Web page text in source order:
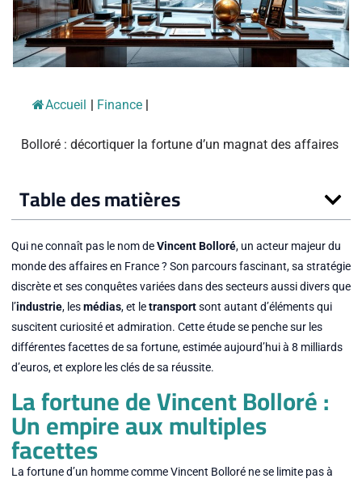
Accueil Finance
Bolloré : décortiquer la fortune d’un magnat des affaires
Table des matières
Qui ne connaît pas le nom deVincent Bolloré, un acteur majeur du
monde des affaires en France ? Son parcours fascinant, sa stratégie
discrète et ses conquêtes variées dans des secteurs aussi divers que
l’industrie, lesmédias, et letransportsont autant d’éléments qui
suscitent curiosité et admiration. Cette étude se penche sur les
différentes facettes de sa fortune, estimée aujourd’hui à 8 milliards
d’euros, et explore les clés de sa réussite.
La fortune de Vincent Bolloré :
Un empire aux multiples
facettes
La fortune d’un homme comme Vincent Bolloré ne se limite pas à